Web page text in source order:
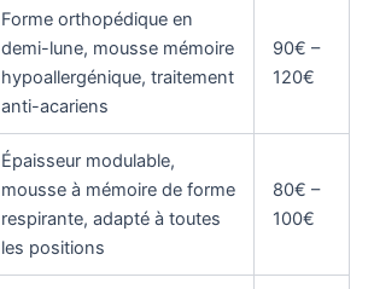
Forme orthopédique en
demi-lune, mousse mémoire
hypoallergénique, traitement
anti-acariens
90€ –
120€
Épaisseur modulable,
mousse à mémoire de forme
respirante, adapté à toutes
les positions
80€ –
100€